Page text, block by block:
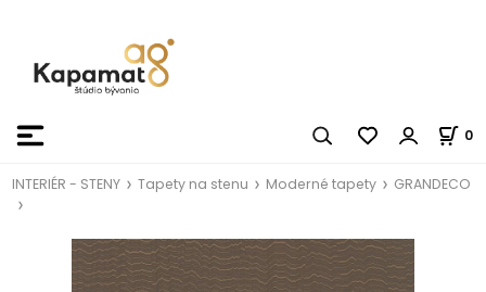
0
INTERIÉR - STENY Tapety na stenu Moderné tapety GRANDECO